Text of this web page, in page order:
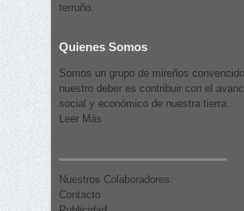
terruño.
Quienes Somos
Somos un grupo de mireños
nuestro deber es contribuir con el
social y económico de nuestra tierra.
Leer Más
Nuestros Colaboradores
Contacto